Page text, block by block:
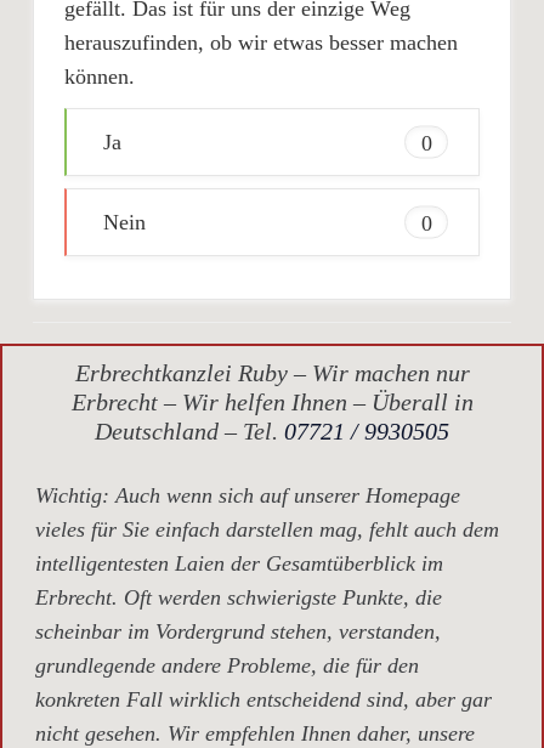
gefällt. Das ist für uns der einzige Weg
herauszufinden, ob wir etwas besser machen
können.
Ja 0
Nein 0
Erbrechtkanzlei Ruby – Wir machen nur
Erbrecht – Wir helfen Ihnen – Überall in
Deutschland – Tel. 07721 / 9930505
Wichtig: Auch wenn sich auf unserer Homepage
vieles für Sie einfach darstellen mag, fehlt auch dem
intelligentesten Laien der Gesamtüberblick im
Erbrecht. Oft werden schwierigste Punkte, die
scheinbar im Vordergrund stehen, verstanden,
grundlegende andere Probleme, die für den
konkreten Fall wirklich entscheidend sind, aber gar
nicht gesehen. Wir empfehlen Ihnen daher, unsere